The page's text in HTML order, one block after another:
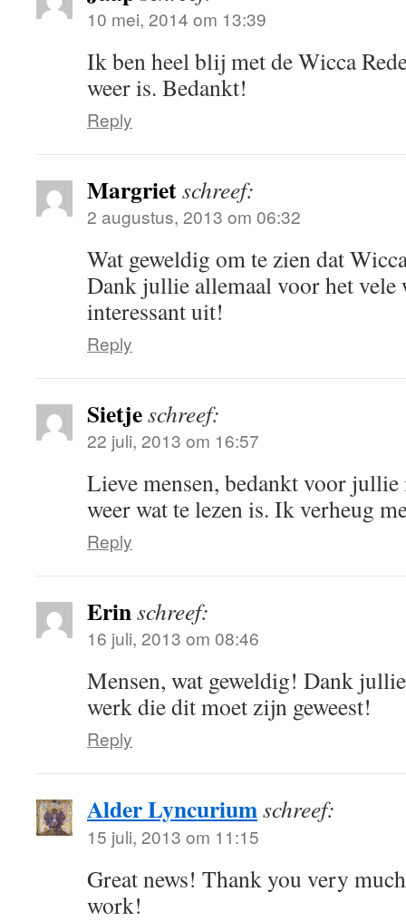
10 mei, 2014 om 13:39
Ik ben heel blij met de Wicca
weer is. Bedankt!
Reply
Margrietschreef:
2 augustus, 2013 om 06:32
Wat geweldig om te zien dat
Dank jullie allemaal voor het vele
interessant uit!
Reply
Sietjeschreef:
22 juli, 2013 om 16:57
Lieve mensen, bedankt voor
weer wat te lezen is. Ik verheug
Reply
Erinschreef:
16 juli, 2013 om 08:46
Mensen, wat geweldig! Dank
werk die dit moet zijn geweest!
Reply
Alder Lyncuriumschreef:
15 juli, 2013 om 11:15
Great news! Thank you very
work!